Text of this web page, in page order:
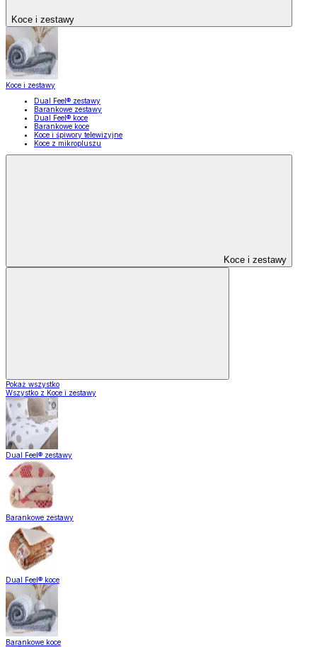
Koce i zestawy
Koce i zestawy
Dual Feel® zestawy
Barankowe zestawy
Dual Feel® koce
Barankowe koce
Koce i śpiwory telewizyjne
Koce z mikropluszu
Koce i zestawy
Pokaż wszystko
Wszystko z Koce i zestawy
Dual Feel® zestawy
Barankowe zestawy
Dual Feel® koce
Barankowe koce